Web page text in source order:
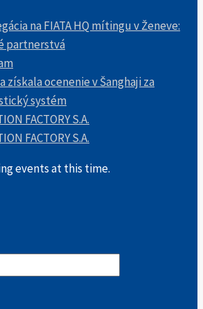
na FIATA HQ mítingu v Ženeve:
partnerstvá
získala ocenenie v Šanghaji za
systém
FACTORY S.A.
FACTORY S.A.
events at this time.